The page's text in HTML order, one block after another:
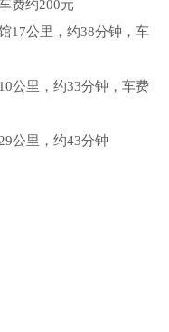
费约200元
17公里，约38分钟，车
公里，约33分钟，车费
公里，约43分钟